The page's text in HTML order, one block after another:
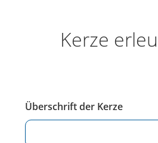
Kerze
Überschrift der Kerze